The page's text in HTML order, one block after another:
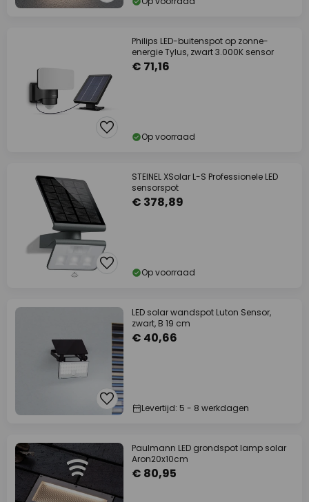
Philips LED-buitenspot op zonne-
energie Tylus, zwart 3.000K sensor
€ 71,16
Op voorraad
STEINEL XSolar L-S Professionele LED
sensorspot
€ 378,89
Op voorraad
LED solar wandspot Luton Sensor,
zwart, B 19 cm
€ 40,66
Levertijd: 5 - 8 werkdagen
Paulmann LED grondspot lamp solar
Aron20x10cm
€ 80,95